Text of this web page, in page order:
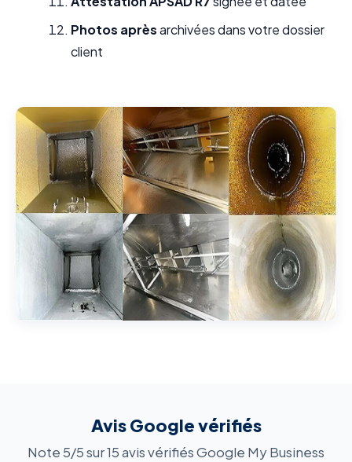
Photos aprèsarchivées dans votre dossier
client
Avis Google vérifiés
Note 5/5 sur 15 avis vérifiés Google My Business